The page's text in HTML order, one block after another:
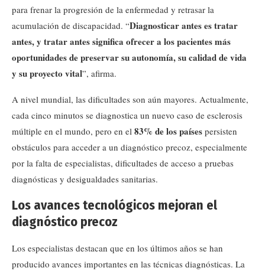
para frenar la progresión de la enfermedad y retrasar la
acumulación de discapacidad. “Diagnosticar antes es tratar
antes, y tratar antes significa ofrecer a los pacientes más
oportunidades de preservar su autonomía, su calidad de vida
y su proyecto vital”, afirma.
A nivel mundial, las dificultades son aún mayores. Actualmente,
cada cinco minutos se diagnostica un nuevo caso de esclerosis
múltiple en el mundo, pero en el 83% de los países persisten
obstáculos para acceder a un diagnóstico precoz, especialmente
por la falta de especialistas, dificultades de acceso a pruebas
diagnósticas y desigualdades sanitarias.
Los avances tecnológicos mejoran el
diagnóstico precoz
Los especialistas destacan que en los últimos años se han
producido avances importantes en las técnicas diagnósticas. La